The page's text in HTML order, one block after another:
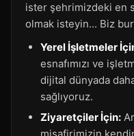
ister şehrimizdeki en
olmak isteyin... Biz
Yerel İşletmeler
esnafımızı ve
dijital dünyada
sağlıyoruz.
Ziyaretçiler İçin: